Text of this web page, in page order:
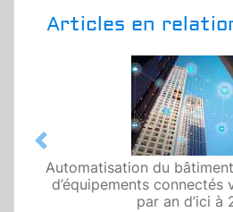
Articles en
Automatisation du
d’équipements connectés
par an d’ici à
Previous